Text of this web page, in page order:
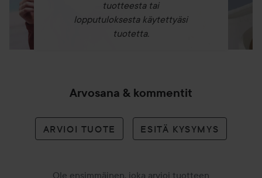
tuotteesta tai
lopputuloksesta käytettyäsi
tuotetta.
Arvosana & kommentit
ARVIOI TUOTE ESITÄ KYSYMYS
Ole ensimmäinen, joka arvioi tuotteen